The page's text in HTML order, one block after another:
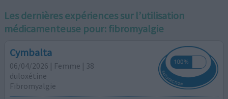
Les dernières expériences sur l’utilisation
médicamenteuse pour:fibromyalgie
Cymbalta
06/04/2026 | Femme | 38
duloxétine
Fibromyalgie